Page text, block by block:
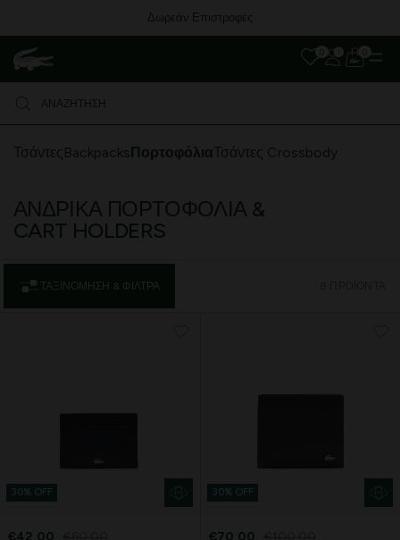
Δωρεάν Επιστροφές
Τσάντες BackpacksΠορτοφόλιαΤσάντες Crossbody
ΑΝΔΡΙΚΆ ΠΟΡΤΟΦΌΛΙΑ &
CART HOLDERS
ΤΑΞΙΝΌΜΗΣΗ & ΦΊΛΤΡΑ
30% OFF
€42,00
30% OFF
€70,00